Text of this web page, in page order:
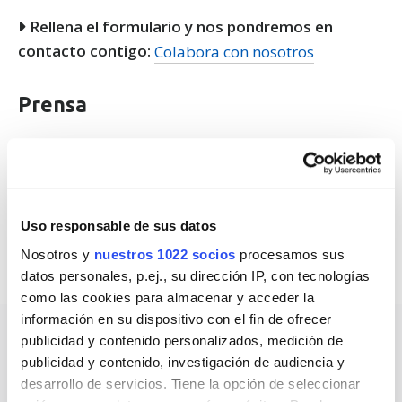
Uso responsable de sus datos
Nosotros y nuestros 1022 socios procesamos sus
datos personales, p.ej., su dirección IP, con tecnologías
como las cookies para almacenar y acceder la
información en su dispositivo con el fin de ofrecer
publicidad y contenido personalizados, medición de
publicidad y contenido, investigación de audiencia y
desarrollo de servicios. Tiene la opción de seleccionar
Rellena el formulario y nos pondremos en
contacto contigo: Colabora con nosotros
Prensa
¿Eres periodista y quieres ponerte en contacto con
Envía un correo electrónico a
contacto@cargadoresdecocheselectricos.es
Nuestros premios y